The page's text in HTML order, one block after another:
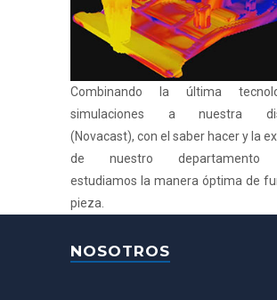
Combinando la última
simulaciones a nuestra
(Novacast), con el saber hacer y la
de nuestro departamento
estudiamos la manera óptima de
pieza.
NOSOTROS